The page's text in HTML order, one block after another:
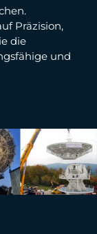
Präzision,
die
und